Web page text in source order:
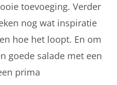
toevoeging. Verder
nog wat inspiratie
hoe het loopt. En om
goede salade met een
prima